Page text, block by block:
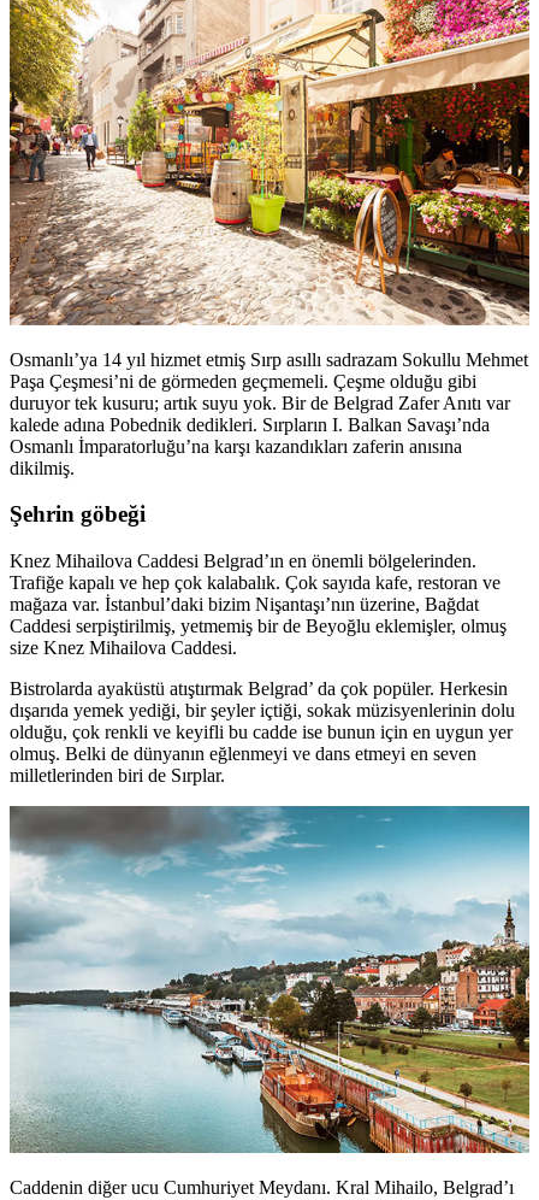
Osmanlı’ya 14 yıl hizmet etmiş Sırp asıllı sadrazam Sokullu Mehmet
Paşa Çeşmesi’ni de görmeden geçmemeli. Çeşme olduğu gibi
duruyor tek kusuru; artık suyu yok. Bir de Belgrad Zafer Anıtı var
kalede adına Pobednik dedikleri. Sırpların I. Balkan Savaşı’nda
Osmanlı İmparatorluğu’na karşı kazandıkları zaferin anısına
dikilmiş.
Şehrin göbeği
Knez Mihailova Caddesi Belgrad’ın en önemli bölgelerinden.
Trafiğe kapalı ve hep çok kalabalık. Çok sayıda kafe, restoran ve
mağaza var. İstanbul’daki bizim Nişantaşı’nın üzerine, Bağdat
Caddesi serpiştirilmiş, yetmemiş bir de Beyoğlu eklemişler, olmuş
size Knez Mihailova Caddesi.
Bistrolarda ayaküstü atıştırmak Belgrad’ da çok popüler. Herkesin
dışarıda yemek yediği, bir şeyler içtiği, sokak müzisyenlerinin dolu
olduğu, çok renkli ve keyifli bu cadde ise bunun için en uygun yer
olmuş. Belki de dünyanın eğlenmeyi ve dans etmeyi en seven
milletlerinden biri de Sırplar.
Caddenin diğer ucu Cumhuriyet Meydanı. Kral Mihailo, Belgrad’ı